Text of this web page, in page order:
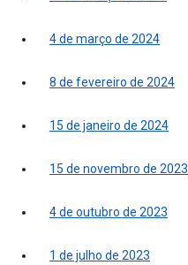
4 de março de 2024
8 de fevereiro de 2024
15 de janeiro de 2024
15 de novembro de 2023
4 de outubro de 2023
1 de julho de 2023